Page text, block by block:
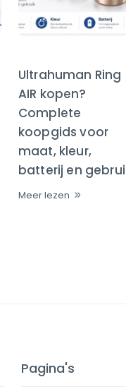
Ultrahuman Ring
AIR kopen?
Complete
koopgids voor
maat, kleur,
batterij en
Meer lezen
Pagina's